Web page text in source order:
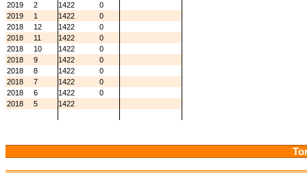
2019
2 1422
0
2019
1 1422
0
2018
12 1422
0
2018
11 1422
0
2018
10 1422
0
2018
9 1422
0
2018
8 1422
0
2018
7 1422
0
2018
6 1422
0
2018
5 1422